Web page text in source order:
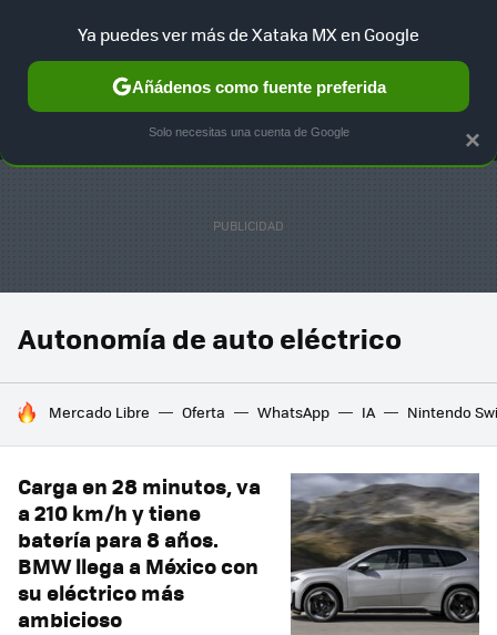
MENÚ NUEVO
GAMING HOME AUTO
Autonomía de auto eléctrico
HOY SE HABLA DE
Mercado Libre Oferta WhatsApp IA Nintendo
Carga en 28 minutos, va
a 210 km/h y tiene
batería para 8 años.
BMW llega a México con
su eléctrico más
ambicioso
×
Ya puedes ver más de Xataka MX en Google
Añádenos como fuente preferida
Solo necesitas una cuenta de Google